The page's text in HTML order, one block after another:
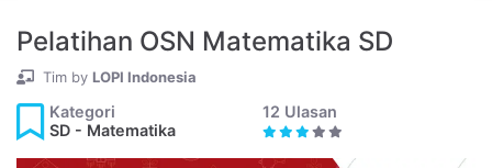
Fisika
SMA
-
Biologi
Pelatihan OSN Matematika SD
Tim by LOPI Indonesia
Kategori
SD - Matematika
12 Ulasan